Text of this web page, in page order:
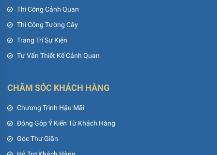
Thi Công Cảnh Quan
Thi Công Tường Cây
Trang Trí Sự Kiện
Tư Vấn Thiết Kế Cảnh Quan
CHĂM SÓC KHÁCH HÀNG
Chương Trình Hậu Mãi
Đóng Góp Ý Kiến Từ Khách Hàng
Góc Thư Giãn